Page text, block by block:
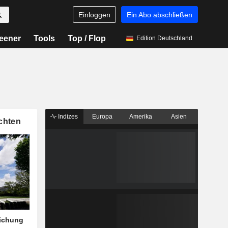
Einloggen Ein Abo abschließen
Tools Top / Flop Edition Deutschland
Indizes Europa Amerika Asien